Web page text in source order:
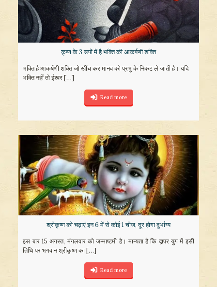
कृष्ण के 3 रूपों में है भक्ति की आकर्षणी शक्ति
भक्ति है आकर्षणी शक्ति जो खींच कर मानव को प्रभु के निकट ले जाती है। यदि
भक्ति नहीं तो ईश्वर[…]
Read more
श्रीकृष्ण को चढ़ाएं इन 6 में से कोई 1 चीज, दूर होगा दुर्भाग्य
इस बार 15 अगस्त, मंगलवार को जन्माष्टमी है। मान्यता है कि द्वापर युग में इसी
तिथि पर भगवान श्रीकृष्ण का[…]
Read more